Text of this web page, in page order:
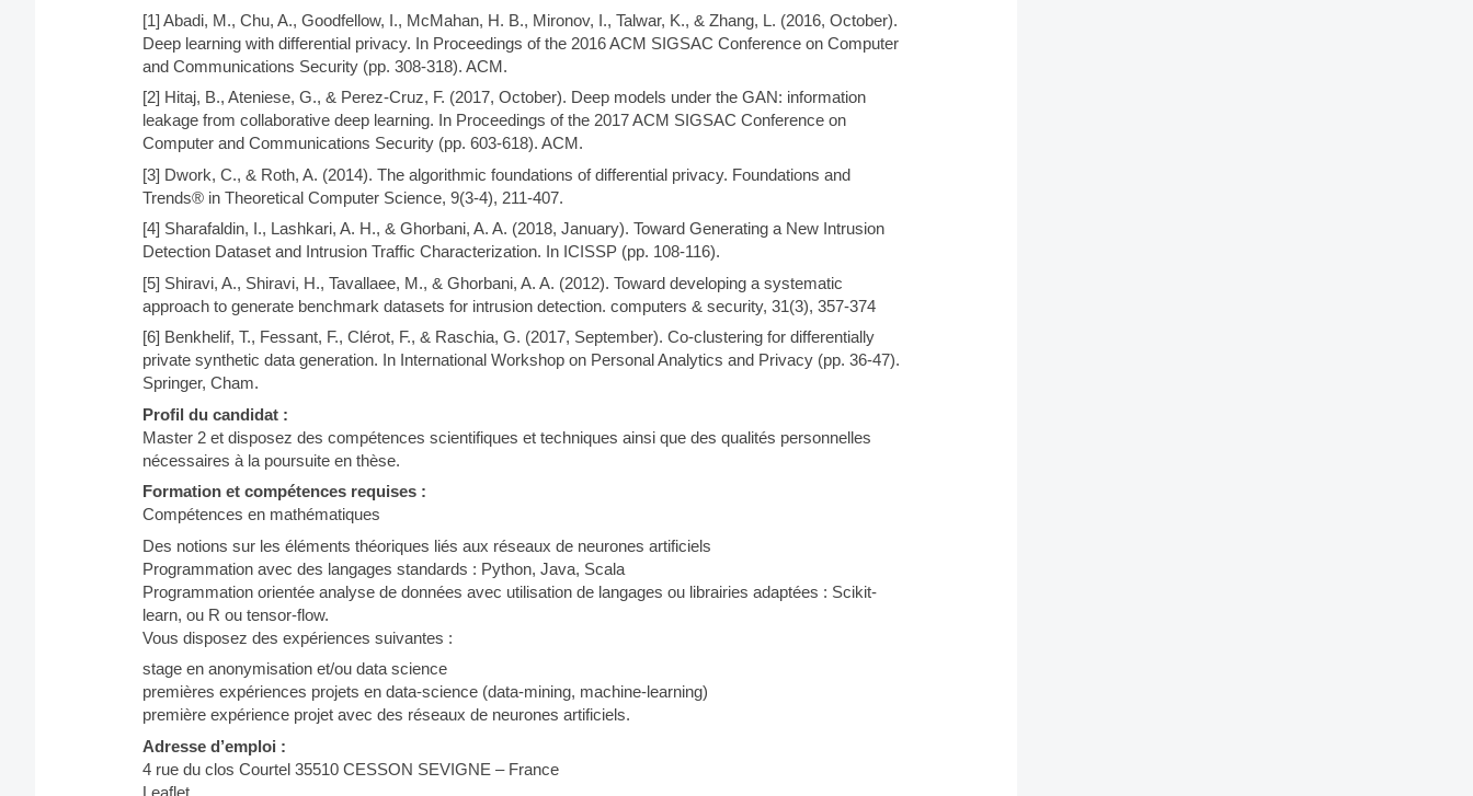
[1] Abadi, M., Chu, A., Goodfellow, I., McMahan, H. B., Mironov, I., Talwar, K., & Zhang, L. (2016, October).
Deep learning with differential privacy. In Proceedings of the 2016 ACM SIGSAC Conference on Computer
and Communications Security (pp. 308-318). ACM.
[2] Hitaj, B., Ateniese, G., & Perez-Cruz, F. (2017, October). Deep models under the GAN: information
leakage from collaborative deep learning. In Proceedings of the 2017 ACM SIGSAC Conference on
Computer and Communications Security (pp. 603-618). ACM.
[3] Dwork, C., & Roth, A. (2014). The algorithmic foundations of differential privacy. Foundations and
Trends® in Theoretical Computer Science, 9(3-4), 211-407.
[4] Sharafaldin, I., Lashkari, A. H., & Ghorbani, A. A. (2018, January). Toward Generating a New Intrusion
Detection Dataset and Intrusion Traffic Characterization. In ICISSP (pp. 108-116).
[5] Shiravi, A., Shiravi, H., Tavallaee, M., & Ghorbani, A. A. (2012). Toward developing a systematic
approach to generate benchmark datasets for intrusion detection. computers & security, 31(3), 357-374
[6] Benkhelif, T., Fessant, F., Clérot, F., & Raschia, G. (2017, September). Co-clustering for differentially
private synthetic data generation. In International Workshop on Personal Analytics and Privacy (pp. 36-47).
Springer, Cham.
Profil du candidat :
Master 2 et disposez des compétences scientifiques et techniques ainsi que des qualités personnelles
nécessaires à la poursuite en thèse.
Formation et compétences requises :
Compétences en mathématiques
Des notions sur les éléments théoriques liés aux réseaux de neurones artificiels
Programmation avec des langages standards : Python, Java, Scala
Programmation orientée analyse de données avec utilisation de langages ou librairies adaptées : Scikit-
learn, ou R ou tensor-flow.
Vous disposez des expériences suivantes :
stage en anonymisation et/ou data science
premières expériences projets en data-science (data-mining, machine-learning)
première expérience projet avec des réseaux de neurones artificiels.
Adresse d’emploi :
4 rue du clos Courtel 35510 CESSON SEVIGNE – France
Leaflet